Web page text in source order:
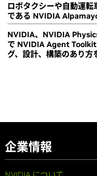
ロボタクシーや自動運
である NVIDIA
NVIDIA、NVIDIA
で NVIDIA Agent
グ、設計、構築のあり方
企業情報